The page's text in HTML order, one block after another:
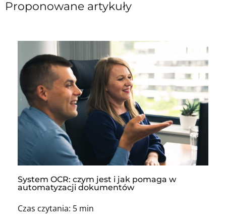
Proponowane artykuły
System OCR: czym jest i jak pomaga w
automatyzacji dokumentów
Czas czytania: 5 min